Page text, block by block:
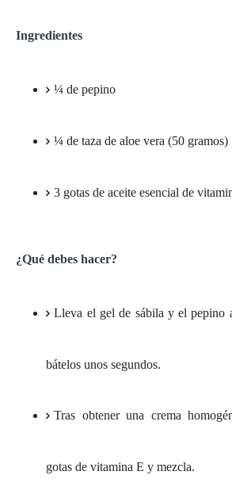
Ingredientes
¼ de pepino
¼ de taza de aloe vera (50 gramos)
3 gotas de aceite esencial de
¿Qué debes hacer?
Lleva el gel de sábila y el pepino
bátelos unos segundos.
Tras obtener una crema
gotas de vitamina E y mezcla.